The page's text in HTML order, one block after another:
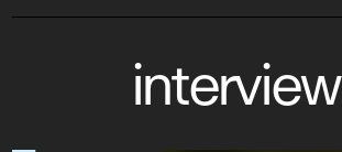
interview